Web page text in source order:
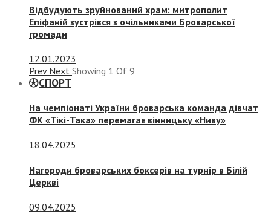
Відбудують зруйнований храм: митрополит
Епіфаній зустрівся з очільниками Броварської
громади
12.01.2023
Prev Next Showing 1 Of 9
СПОРТ
На чемпіонаті України броварська команда дівчат
ФК «Тікі-Така» перемагає вінницьку «Ниву»
18.04.2025
Нагороди броварських боксерів на турнір в Білій
Церкві
09.04.2025